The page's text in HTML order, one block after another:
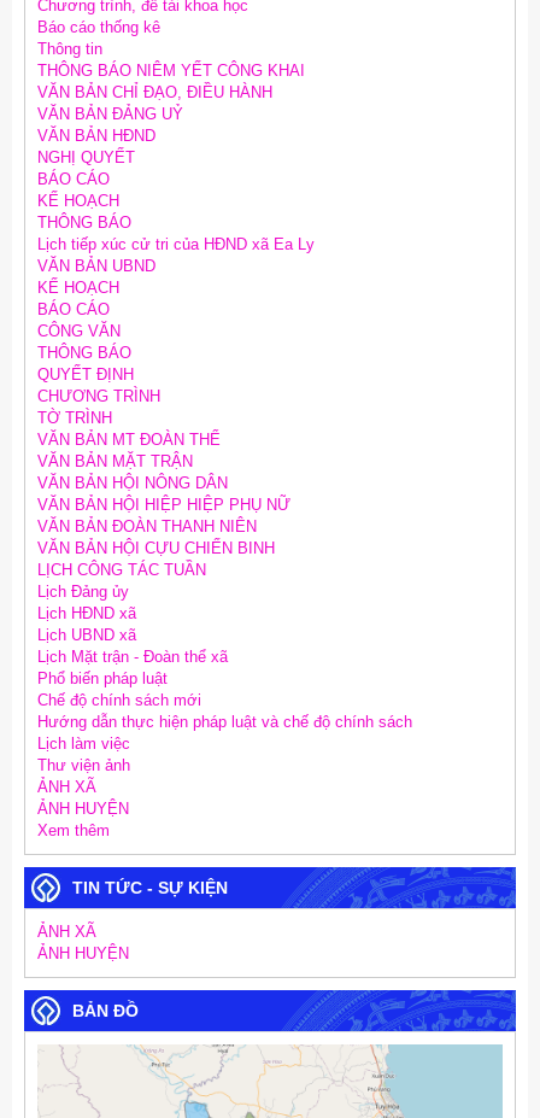
Chương trình, đề tài khoa học
Báo cáo thống kê
Thông tin
THÔNG BÁO NIÊM YẾT CÔNG KHAI
VĂN BẢN CHỈ ĐẠO, ĐIỀU HÀNH
VĂN BẢN ĐẢNG UỶ
VĂN BẢN HĐND
NGHỊ QUYẾT
BÁO CÁO
KẾ HOẠCH
THÔNG BÁO
Lịch tiếp xúc cử tri của HĐND xã Ea Ly
VĂN BẢN UBND
KẾ HOẠCH
BÁO CÁO
CÔNG VĂN
THÔNG BÁO
QUYẾT ĐỊNH
CHƯƠNG TRÌNH
TỜ TRÌNH
VĂN BẢN MT ĐOÀN THỂ
VĂN BẢN MẶT TRẬN
VĂN BẢN HỘI NÔNG DÂN
VĂN BẢN HỘI HIỆP HIỆP PHỤ NỮ
VĂN BẢN ĐOÀN THANH NIÊN
VĂN BẢN HỘI CỰU CHIẾN BINH
LỊCH CÔNG TÁC TUẦN
Lịch Đảng ủy
Lịch HĐND xã
Lịch UBND xã
Lịch Mặt trận - Đoàn thể xã
Phổ biến pháp luật
Chế độ chính sách mới
Hướng dẫn thực hiện pháp luật và chế độ chính sách
Lịch làm việc
Thư viện ảnh
ẢNH XÃ
ẢNH HUYỆN
Xem thêm
TIN TỨC - SỰ KIỆN
ẢNH XÃ
ẢNH HUYỆN
BẢN ĐỒ